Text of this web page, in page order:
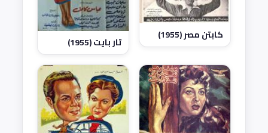
كابتن مصر (1955) تار بايت (1955)